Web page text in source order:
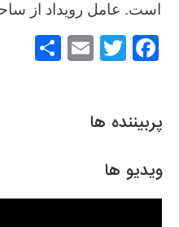
پربیننده ها
ویدیو ها
است. عامل رویداد از
F
a
e
o
o
T
wi
er
E
m